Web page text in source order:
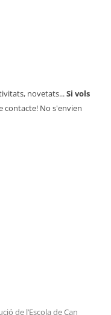
novetats...Si vols
contacte! No s'envien
de l’Escola de Can